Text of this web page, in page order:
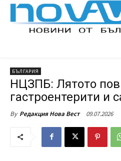
БЪЛГАРИЯ
НЦЗПБ: Лятото
гастроентерити и
By Редакция Нова Вест 09.07.2026